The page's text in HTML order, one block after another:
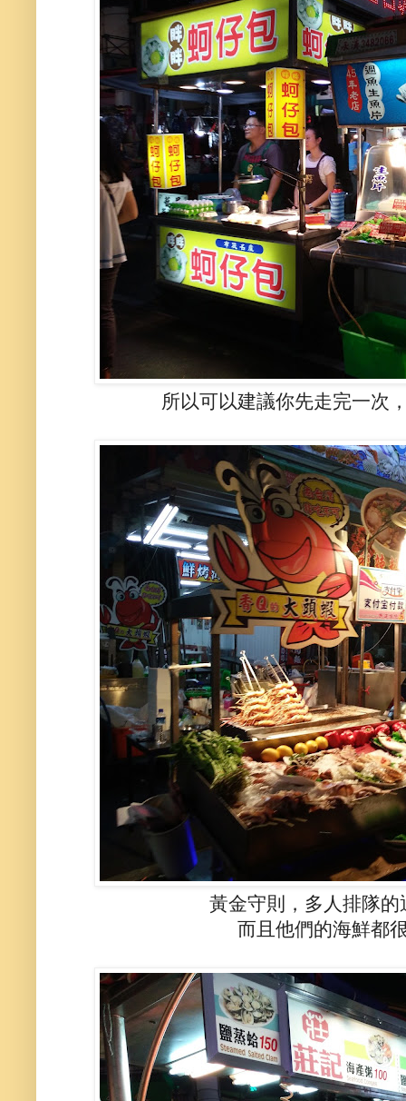
所以可以建議你先走完一次
黃金守則，多人排隊
而且他們的海鮮都